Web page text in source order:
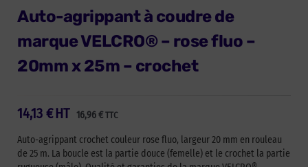
Auto-agrippant à coudre de
marque VELCRO® – rose fluo –
20mm x 25m – crochet
14,13 € 16,96€ TTC
HT
Auto-agrippant crochet couleur rose fluo, largeur 20 mm en rouleau
de 25 m. La boucle est la partie douce (femelle) et le crochet la partie